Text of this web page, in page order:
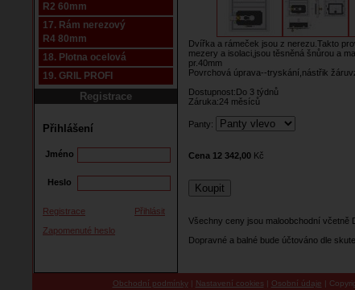
R2 60mm
17. Rám nerezový
R4 80mm
18. Plotna ocelová
19. GRIL PROFI
Registrace
Přihlášení
Jméno
Heslo
Registrace
Přihlásit
Zapomenuté heslo
Dvířka a rámeček jsou z nerezu.Takto
mezery a isolaci,jsou těsněná šnůrou a
pr.40mm
Povrchová úprava--tryskání,nástřik
Dostupnost:Do 3 týdnů
Záruka:24 měsíců
Panty:
Cena 12 342,00 Kč
Všechny ceny jsou maloobchodní včetně
Dopravné a balné bude účtováno dle
Obchodní podmínky| Nastavení cookies | Osobní údaje |